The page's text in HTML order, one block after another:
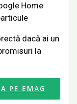
Home
dacă ai un
la
PE EMAG